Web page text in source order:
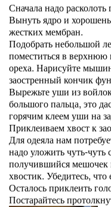
Сначала надо
Вынуть ядро и
жестких мембран.
Подобрать небольшой
поместиться в верхнюю
ореха. Нарисуйте
заостренный кончик
Вырежьте уши из
большого пальца, это
горячим клеем уши на
Приклеиваем хвост к
Для одеяла нам
надо уложить чуть-
получившийся мешочек
хвостик. Убедитесь,
Осталось приклеить
Постарайтесь